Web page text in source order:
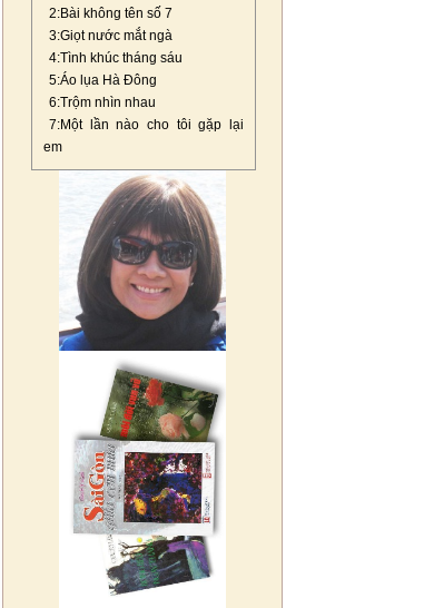
2:Bài không tên số 7
3:Giọt nước mắt ngà
4:Tình khúc tháng sáu
5:Áo lụa Hà Đông
6:Trộm nhìn nhau
7:Một lần nào cho tôi gặp lại
em